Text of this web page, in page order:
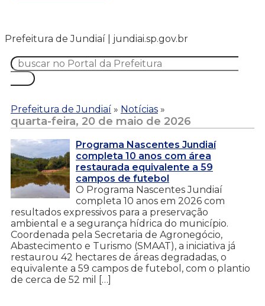
Prefeitura de Jundiaí | jundiai.sp.gov.br
Prefeitura de Jundiaí » Notícias »
quarta-feira, 20 de maio de 2026
Programa Nascentes Jundiaí
completa 10 anos com área
restaurada equivalente a 59
campos de futebol
O Programa Nascentes Jundiaí
completa 10 anos em 2026 com
resultados expressivos para a preservação
ambiental e a segurança hídrica do município.
Coordenada pela Secretaria de Agronegócio,
Abastecimento e Turismo (SMAAT), a iniciativa já
restaurou 42 hectares de áreas degradadas, o
equivalente a 59 campos de futebol, com o plantio
de cerca de 52 mil […]